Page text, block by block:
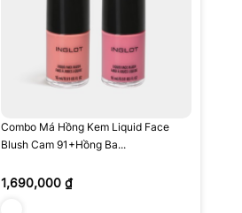
Combo Má Hồng Kem Liquid Face
Blush Cam 91+Hồng Ba...
1,690,000 ₫